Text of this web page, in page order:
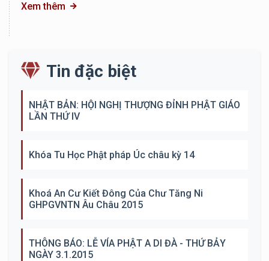
Xem thêm
Tin đặc biệt
NHẬT BẢN: HỘI NGHỊ THƯỢNG ĐỈNH PHẬT GIÁO
LẦN THỨ IV
Khóa Tu Học Phật pháp Úc châu kỳ 14
Khoá An Cư Kiết Đông Của Chư Tăng Ni
GHPGVNTN Âu Châu 2015
THÔNG BÁO: LỄ VÍA PHẬT A DI ĐÀ - THỨ BẢY
NGÀY 3.1.2015